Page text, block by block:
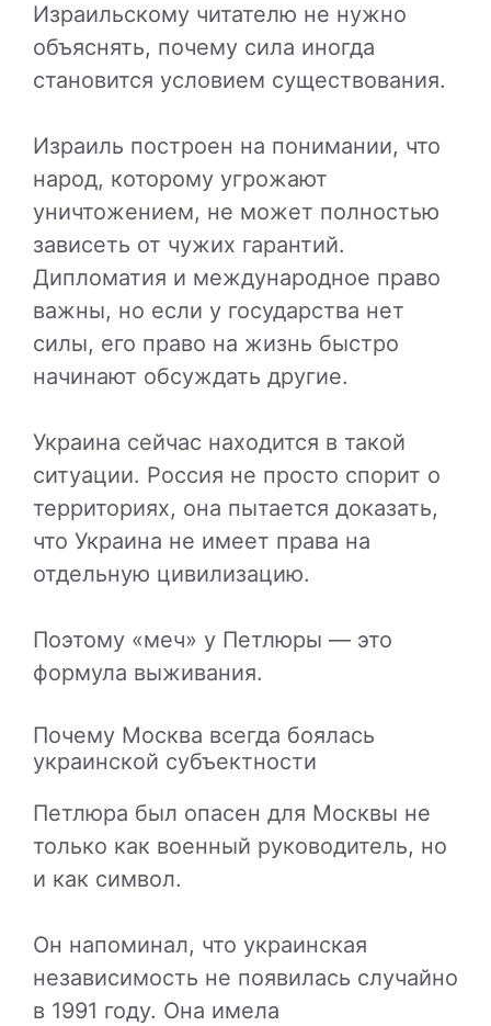
Израильскому читателю не нужно
объяснять, почему сила иногда
становится условием существования.
Израиль построен на понимании, что
народ, которому угрожают
уничтожением, не может полностью
зависеть от чужих гарантий.
Дипломатия и международное право
важны, но если у государства нет
силы, его право на жизнь быстро
начинают обсуждать другие.
Украина сейчас находится в такой
ситуации. Россия не просто спорит о
территориях, она пытается доказать,
что Украина не имеет права на
отдельную цивилизацию.
Поэтому «меч» у Петлюры — это
формула выживания.
Почему Москва всегда боялась
украинской субъектности
Петлюра был опасен для Москвы не
только как военный руководитель, но
и как символ.
Он напоминал, что украинская
независимость не появилась случайно
в 1991 году. Она имела